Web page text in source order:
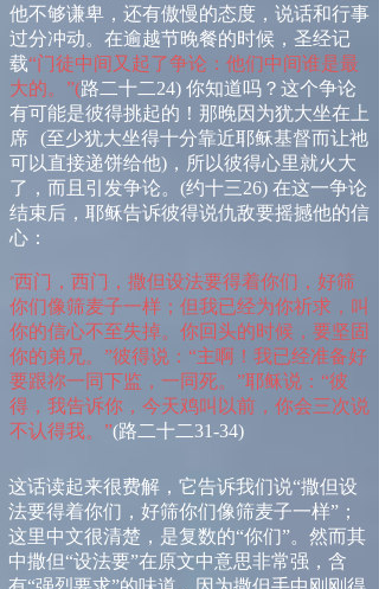
他不够谦卑，还有傲慢的态度，说话和行事
过分冲动。在逾越节晚餐的时候，圣经记
载“门徒中间又起了争论：他们中间谁是最
大的。”(路二十二24) 你知道吗？这个争论
有可能是彼得挑起的！那晚因为犹大坐在上
席 (至少犹大坐得十分靠近耶稣基督而让祂
可以直接递饼给他) ，所以彼得心里就火大
了，而且引发争论。 (约十三26) 在这一争论
结束后，耶稣告诉彼得说仇敌要摇撼他的信
心 ：
“西门，西门，撒但设法要得着你们，好筛
你们像筛麦子一样；但我已经为你祈求，叫
你的信心不至失掉。你回头的时候，要坚固
你的弟兄。”彼得说：“主啊！我已经准备好
要跟祢一同下监，一同死。”耶稣说：“彼
得，我告诉你，今天鸡叫以前，你会三次说
不认得我。”(路二十二31-34)
这话读起来很费解，它告诉我们说“撒但设
法要得着你们，好筛你们像筛麦子一样” ；
这里中文很清楚，是复数的“你们”。然而其
中撒但“设法要”在原文中意思非常强，含